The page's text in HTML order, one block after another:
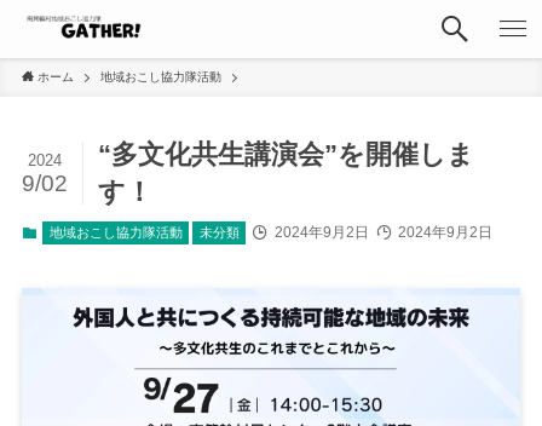
ホーム 地域おこし協力隊活動
“多文化共生講演会”を開催しま
す！
2024
9/02
地域おこし協力隊活動 未分類 2024年9月2日 2024年9月2日